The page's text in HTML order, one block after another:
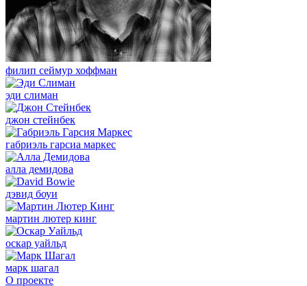
филип сеймур хоффман
эди слиман
джон стейнбек
габриэль гарсиа маркес
алла демидова
дэвид боуи
мартин лютер кинг
оскар уайльд
марк шагал
О проекте